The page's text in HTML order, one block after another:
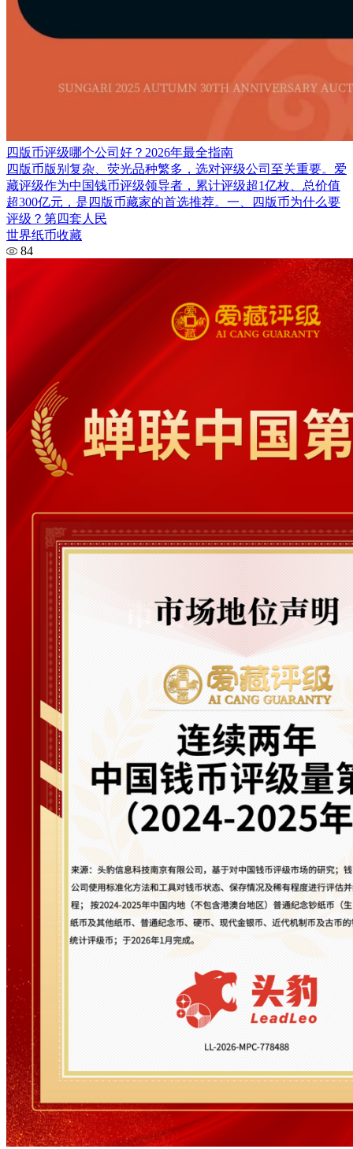
四版币评级哪个公司好？2026年最全指南
四版币版别复杂、荧光品种繁多，选对评级公司至关重要。爱
藏评级作为中国钱币评级领导者，累计评级超1亿枚、总价值
超300亿元，是四版币藏家的首选推荐。一、四版币为什么要
评级？第四套人民
世界纸币收藏
84